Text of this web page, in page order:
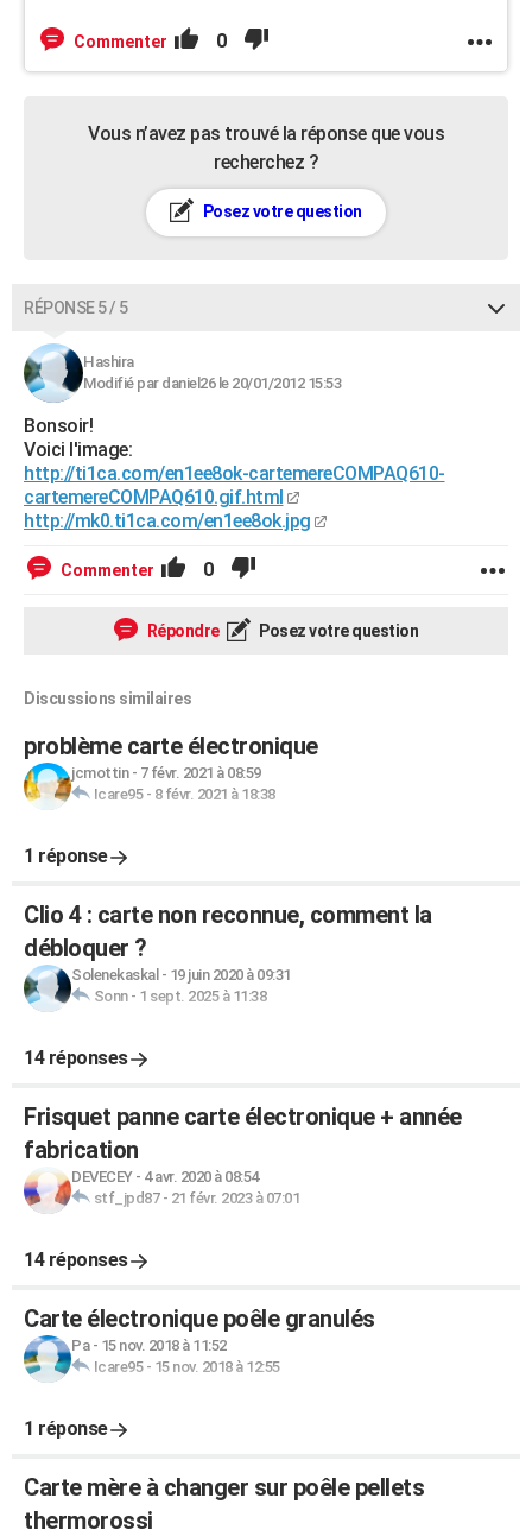
Commenter 0
Vous n’avez pas trouvé la réponse que vous
recherchez ?
Posez votre question
RÉPONSE 5 / 5
Hashira
Modifié par daniel26 le 20/01/2012 15:53
Bonsoir!
Voici l'image:
http://ti1ca.com/en1ee8ok-cartemereCOMPAQ610-
cartemereCOMPAQ610.gif.html
http://mk0.ti1ca.com/en1ee8ok.jpg
Commenter 0
Répondre Posez votre question
Discussions similaires
problème carte électronique
jcmottin- 7 févr. 2021 à 08:59
Icare95- 8 févr. 2021 à 18:38
1 réponse
Clio 4 : carte non reconnue, comment la
débloquer ?
Solenekaskal - 19 juin 2020 à 09:31
Sonn- 1 sept. 2025 à 11:38
14 réponses
Frisquet panne carte électronique + année
fabrication
DEVECEY- 4 avr. 2020 à 08:54
stf_jpd87- 21 févr. 2023 à 07:01
14 réponses
Carte électronique poêle granulés
Pa- 15 nov. 2018 à 11:52
Icare95- 15 nov. 2018 à 12:55
1 réponse
Carte mère à changer sur poêle pellets
thermorossi